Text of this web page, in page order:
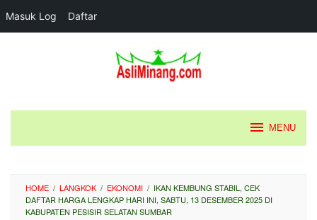
Masuk Log Daftar
MENU
HOME / LANGKOK / EKONOMI / IKAN KEMBUNG STABIL, CEK
DAFTAR HARGA LENGKAP HARI INI, SABTU, 13 DESEMBER 2025 DI
KABUPATEN PESISIR SELATAN SUMBAR